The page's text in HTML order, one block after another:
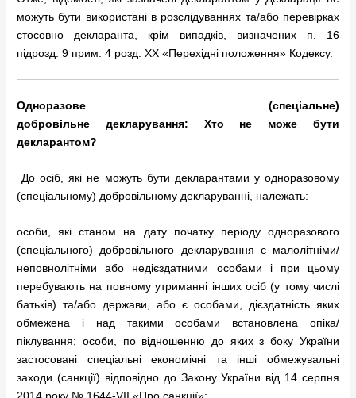
можуть бути використані в розслідуваннях та/або перевірках
стосовно декларанта, крім випадків, визначених п. 16
підрозд. 9 прим. 4 розд. XX «Перехідні положення» Кодексу.
Одноразове (спеціальне)
добровільне декларування: Хто не може бути
декларантом?
До осіб, які не можуть бути декларантами у одноразовому
(спеціальному) добровільному декларуванні, належать:
особи, які станом на дату початку періоду одноразового
(спеціального) добровільного декларування є малолітніми/
неповнолітніми або недієздатними особами і при цьому
перебувають на повному утриманні інших осіб (у тому числі
батьків) та/або держави, або є особами, дієздатність яких
обмежена і над такими особами встановлена опіка/
піклування; особи, по відношенню до яких з боку України
застосовані спеціальні економічні та інші обмежувальні
заходи (санкції) відповідно до Закону України від 14 серпня